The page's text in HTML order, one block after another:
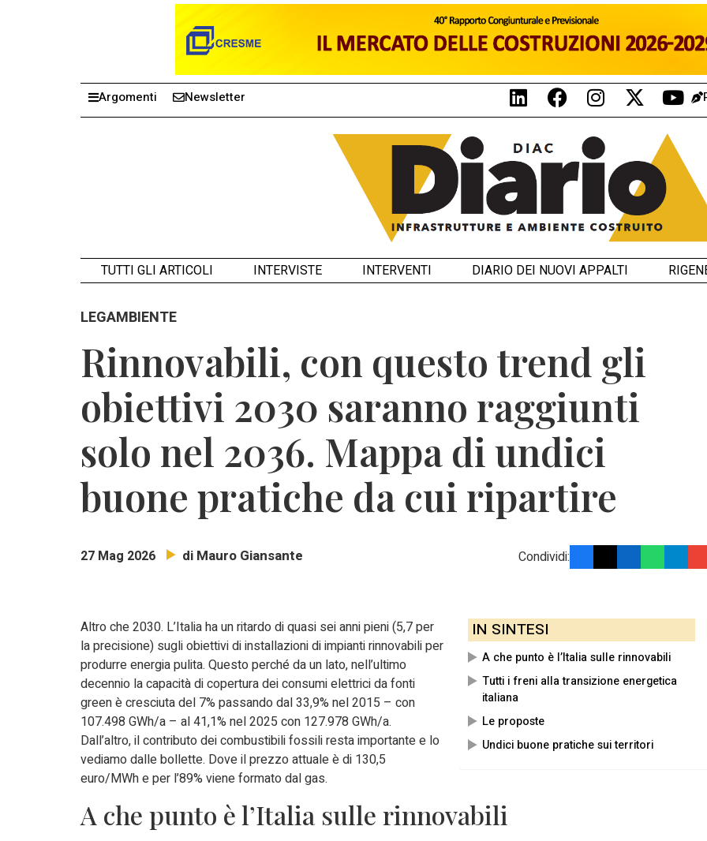
Argomenti Newsletter
TUTTI GLI ARTICOLI INTERVISTE INTERVENTI DIARIO DEI NUOVI APPALTI
LEGAMBIENTE
Rinnovabili, con questo trend gli
obiettivi 2030 saranno raggiunti
solo nel 2036. Mappa di undici
buone pratiche da cui ripartire
27 Mag 2026 di Mauro Giansante Condividi:
IN SINTESI
A che punto è l’Italia sulle rinnovabili
Tutti i freni alla transizione energetica
italiana
Le proposte
Undici buone pratiche sui territori
Altro che 2030. L’Italia ha un ritardo di quasi sei anni pieni (5,7 per
la precisione) sugli obiettivi di installazioni di impianti rinnovabili per
produrre energia pulita. Questo perché da un lato, nell’ultimo
decennio la capacità di copertura dei consumi elettrici da fonti
green è cresciuta del 7% passando dal 33,9% nel 2015 – con
107.498 GWh/a – al 41,1% nel 2025 con 127.978 GWh/a.
Dall’altro, il contributo dei combustibili fossili resta importante e lo
vediamo dalle bollette. Dove il prezzo attuale è di 130,5
euro/MWh e per l’89% viene formato dal gas.
A che punto è l’Italia sulle rinnovabili